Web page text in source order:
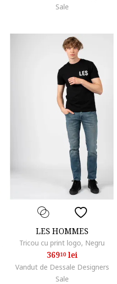
Sale
LES HOMMES
Tricou cu print logo, Negru
36910lei
Vandut de Dessale Designers
Sale